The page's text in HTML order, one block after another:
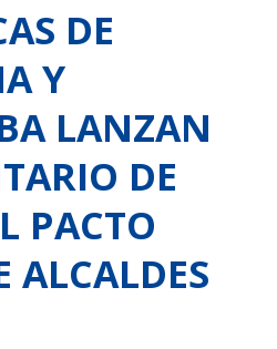
DE
Y
LANZAN
DE
PACTO
ALCALDES